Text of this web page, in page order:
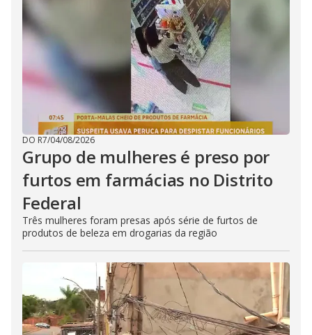
DO R7/04/08/2026
Grupo de mulheres é preso por
furtos em farmácias no Distrito
Federal
Três mulheres foram presas após série de furtos de
produtos de beleza em drogarias da região